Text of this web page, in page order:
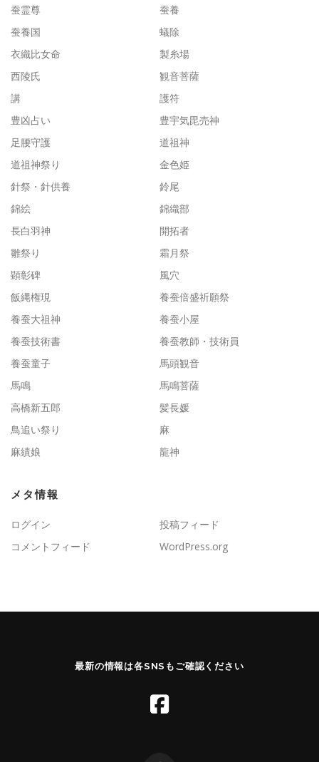
蚕霊尊
蚕養
蚕養国
蟻除
衣織比女命
製糸場
西陵氏
観音菩薩
講
護符
豊凶占い
豊宇気毘売神
足腰守護
道祖神
道祖神祭り
金色姫
針祭・針供養
鈴尾
錦絵
錦織部
長白羽神
開拓者
雛祭り
霜月祭
顕彰碑
風穴
飯縄権現
養蚕倍盛祈願祭
養蚕大祖神
養蚕小屋
養蚕技術書
養蚕教師・技術員
養蚕童子
馬頭観音
馬鳴
馬鳴菩薩
高橋新五郎
髪長媛
鳥追い祭り
麻
麻績娘
龍神
メタ情報
ログイン
投稿フィード
コメントフィード
WordPress.org
最新の情報は各SNSもご確認ください